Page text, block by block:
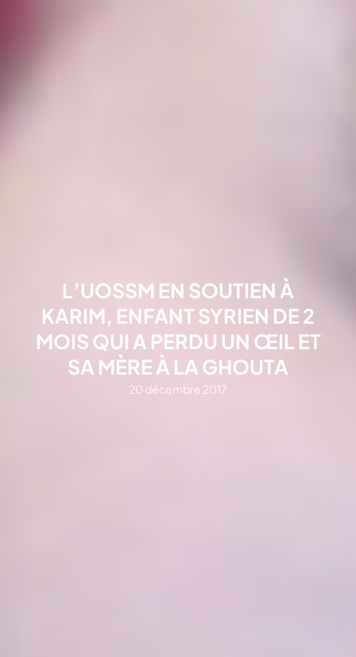
L’UOSSM EN SOUTIEN À
KARIM, ENFANT SYRIEN DE 2
MOIS QUI A PERDU UN ŒIL ET
SA MÈRE À LA GHOUTA
20 décembre 2017